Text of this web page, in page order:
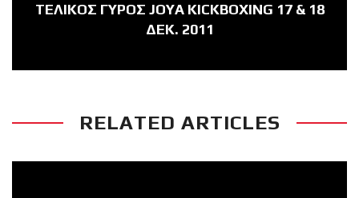
ΤΕΛΙΚΟΣ ΓΥΡΟΣ JOYA KICKBOXING 17 & 18
ΔΕΚ. 2011
RELATED ARTICLES